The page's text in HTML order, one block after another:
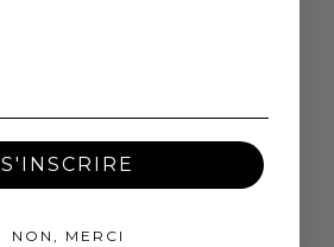
S'INSCRIRE
NON, MERCI